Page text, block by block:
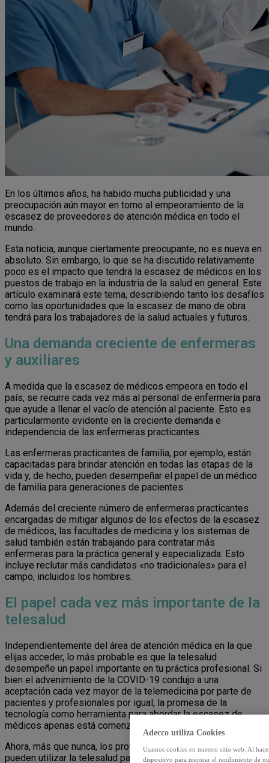
En los últimos años, ha habido mucha publicidad y una
preocupación aún mayor en torno al empeoramiento de la
escasez de proveedores de atención médica en todo el
mundo.
Esta noticia, aunque ciertamente preocupante, no es nueva en
absoluto. Sin embargo, lo que se ha discutido relativamente
poco es el impacto que tendrá la escasez de médicos en los
puestos de trabajo en la industria de la salud en general. Este
artículo examinará este tema, describiendo tanto los desafíos
como las oportunidades que la escasez de mano de obra
tendrá para los trabajadores de la salud actuales y futuros.
Una demanda creciente de enfermeras
y auxiliares
A medida que la escasez de médicos empeora en todo el
país, se recurre cada vez más al personal de enfermería para
que ayude a llenar el vacío de atención al paciente. Esto es
particularmente evidente en la creciente demanda e
independencia de las enfermeras practicantes.
Las enfermeras practicantes de familia, por ejemplo, están
capacitadas para brindar atención en todas las etapas de la
vida y, de hecho, pueden desempeñar el papel de un médico
de familia para generaciones de pacientes.
Además del creciente número de enfermeras practicantes
encargadas de mitigar algunos de los efectos de la escasez
de médicos, las facultades de medicina y los sistemas de
salud también están trabajando para contratar más
enfermeras para la práctica general y especializada. Esto
incluye reclutar más candidatos «no tradicionales» para el
campo, incluidos los hombres.
El papel cada vez más importante de la
telesalud
Independientemente del área de atención médica en la que
elijas acceder, lo más probable es que la telesalud
desempeñe un papel importante en tu práctica profesional. Si
bien el advenimiento de la COVID-19 condujo a una
aceptación cada vez mayor de la telemedicina por parte de
pacientes y profesionales por igual, la promesa de la
tecnología como herramienta para abordar la escasez de
médicos apenas está comenzando a hacerse realidad.
Ahora, más que nunca, los proveedores de atención médica
pueden utilizar la telesalud para brindar una variedad de
Adecco utiliza Cookies
Usamos cookies en nuestro sitio web. Al
dispositivo para mejorar el rendimiento de